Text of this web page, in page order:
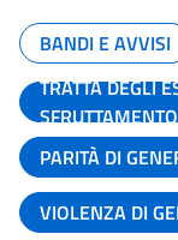
BANDI E AVVISI
TRATTA DEGLI
SFRUTTAMENTO
PARITÀ DI
VIOLENZA DI